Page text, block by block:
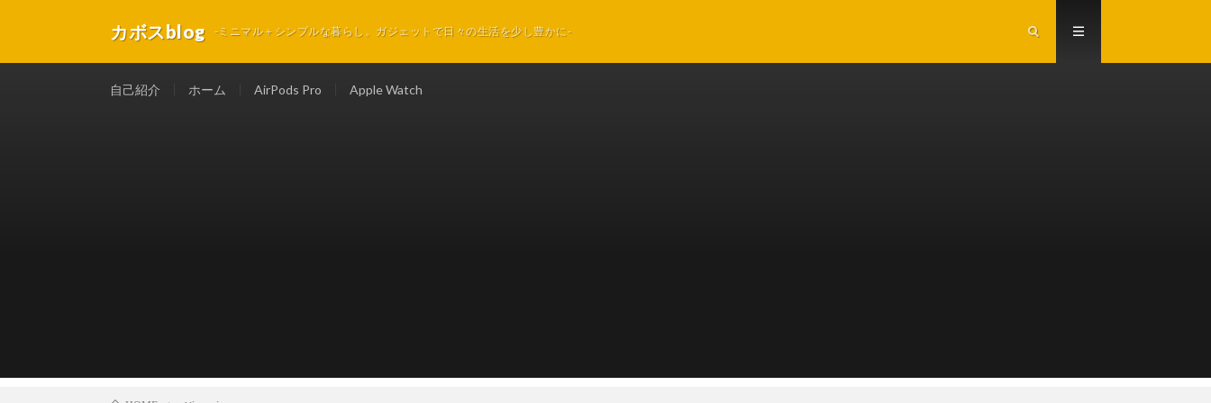
カボスblog -ミニマル＋シンプルな暮らし。ガジェットで日々の生活を少し豊かに-
自己紹介 ホーム AirPods Pro Apple Watch